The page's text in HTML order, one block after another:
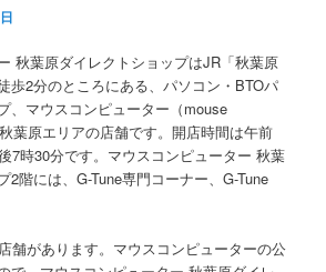
秋葉原ダイレクトショップはJR「秋葉原
2分のところにある、パソコン・BTOパ
、マウスコンピューター（mouse
葉原エリアの店舗です。開店時間は午前
7時30分です。マウスコンピューター 秋葉
2階には、G-Tune専門コーナー、G-Tune
舗があります。マウスコンピューターの公